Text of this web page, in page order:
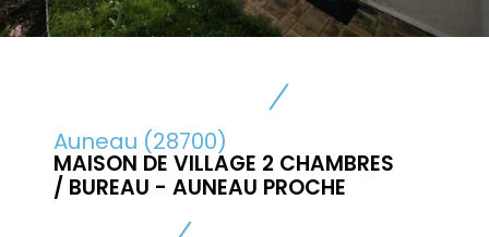
Auneau (28700)
MAISON DE VILLAGE 2 CHAMBRES
/ BUREAU - AUNEAU PROCHE